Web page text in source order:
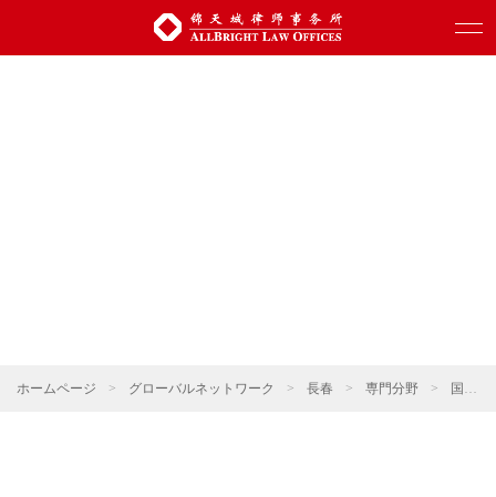
ホームページ > グローバルネットワーク > 長春 > 専門分野 > 国際貿易